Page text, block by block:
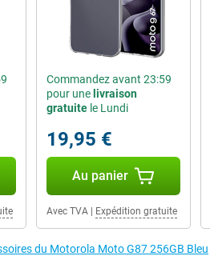
Commandez avant 23:59
pour une livraison
gratuitele Lundi
19,95 €
Au panier
Avec TVA| Expédition gratuite
du Motorola Moto G87 256GB Bleu